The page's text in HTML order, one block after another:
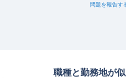
問題を報告す
職種と勤務地が